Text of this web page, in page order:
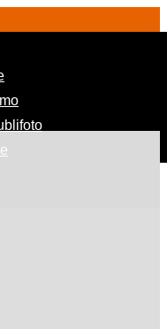
(current)